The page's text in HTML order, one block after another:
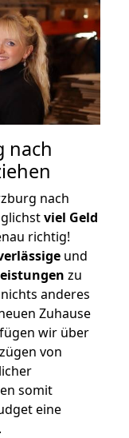
nach
nach
viel Geld
richtig!
und
zu
anderes
Zuhause
wir über
von
somit
eine